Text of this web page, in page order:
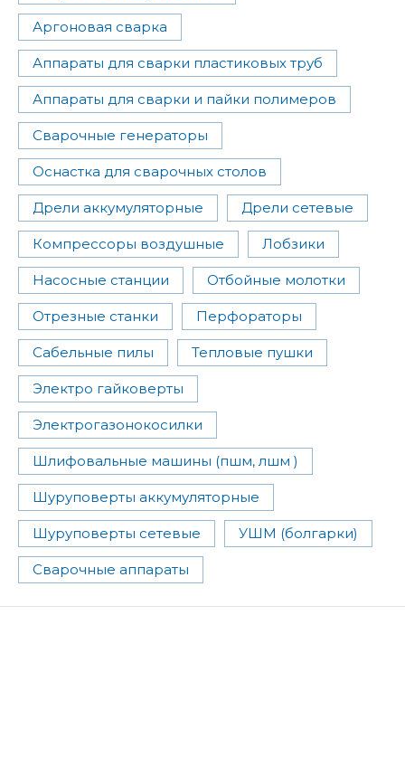
Аргоновая сварка
Аппараты для сварки пластиковых труб
Аппараты для сварки и пайки полимеров
Сварочные генераторы
Оснастка для сварочных столов
Дрели аккумуляторные Дрели сетевые
Компрессоры воздушные Лобзики
Насосные станции Отбойные молотки
Отрезные станки Перфораторы
Сабельные пилы Тепловые пушки
Электро гайковерты
Электрогазонокосилки
Шлифовальные машины (пшм, лшм )
Шуруповерты аккумуляторные
Шуруповерты сетевые УШМ (болгарки)
Сварочные аппараты